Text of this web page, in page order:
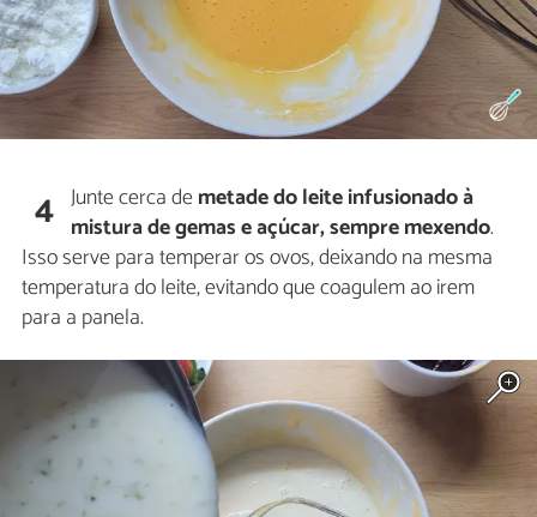
4 Junte cerca demetade do leite infusionado à
mistura de gemas e açúcar, sempre mexendo.
Isso serve para temperar os ovos, deixando na mesma
temperatura do leite, evitando que coagulem ao irem
para a panela.